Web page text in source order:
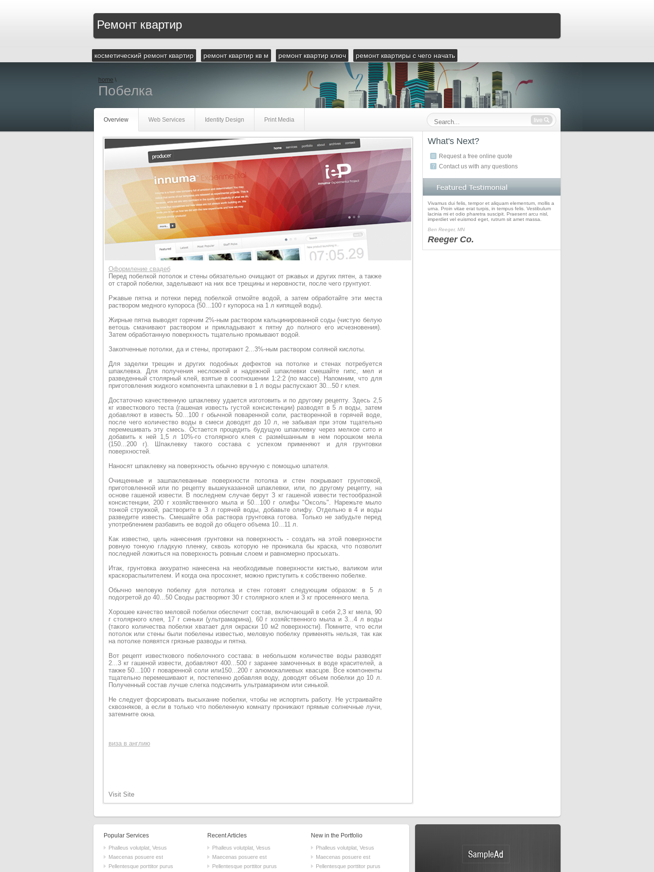
Ремонт квартир
косметический ремонт квартир ремонт квартир кв м ремонт квартир ключ ремонт квартиры с чего начать
home \
Побелка
Overview Web Services Identity Design Print Media
Оформление свадеб
Перед побелкой потолок и стены обязательно очищают от ржавых и других пятен, а также
от старой побелки, заделывают на них все трещины и неровности, после чего грунтуют.
Ржавые пятна и потеки перед побелкой отмойте водой, а затем обработайте эти места
раствором медного купороса (50...100 г купороса на 1 л кипящей воды).
Жирные пятна выводят горячим 2%-ным раствором кальцинированной соды (чистую белую
ветошь смачивают раствором и прикладывают к пятну до полного его исчезновения).
Затем обработанную поверхность тщательно промывают водой.
Закопченные потолки, да и стены, протирают 2...3%-ным раствором соляной кислоты.
Для заделки трещин и других подобных дефектов на потолке и стенах потребуется
шпаклевка. Для получения несложной и надежной шпаклевки смешайте гипс, мел и
разведенный столярный клей, взятые в соотношении 1:2:2 (по массе). Напомним, что для
приготовления жидкого компонента шпаклевки в 1 л воды распускают 30...50 г клея.
Достаточно качественную шпаклевку удается изготовить и по другому рецепту. Здесь 2,5
кг известкового теста (гашеная известь густой консистенции) разводят в 5 л воды, затем
добавляют в известь 50...100 г обычной поваренной соли, растворенной в горячей воде,
после чего количество воды в смеси доводят до 10 л, не забывая при этом тщательно
перемешивать эту смесь. Остается процедить будущую шпаклевку через мелкое сито и
добавить к ней 1,5 л 10%-го столярного клея с размёшанным в нем порошком мела
(150...200 г). Шпаклевку такого состава с успехом применяют и для грунтовки
поверхностей.
Наносят шпаклевку на поверхность обычно вручную с помощью шпателя.
Очищенные и зашпаклеванные поверхности потолка и стен покрывают грунтовкой,
приготовленной или по рецепту вышеуказанной шпаклевки, или, по другому рецепту, на
основе гашеной извести. В последнем случае берут З кг гашеной извести тестообразной
консистенции, 200 г хозяйственного мыла и 50...100 г олифы "Оксоль". Нарежьте мыло
тонкой стружкой, растворите в З л горячей воды, добавьте олифу. Отдельно в 4 и воды
разведите известь. Смешайте оба раствора грунтовка готова. Только не забудьте перед
употреблением разбавить ее водой до общего объема 10...11 л.
Как известно, цель нанесения грунтовки на поверхность - создать на этой поверхности
ровную тонкую гладкую пленку, сквозь которую не проникала бы краска, что позволит
последней ложиться на поверхность ровным слоем и равномерно просыхать.
Итак, грунтовка аккуратно нанесена на необходимые поверхности кистью, валиком или
краскораспылителем. И когда она просохнет, можно приступить к собственно побелке.
Обычно меловую побелку для потолка и стен готовят следующим образом: в 5 л
подогретой до 40...50 Своды растворяют 30 г столярного клея и З кг просеянного мела.
Хорошее качество меловой побелки обеспечит состав, включающий в себя 2,3 кг мела, 90
г столярного клея, 17 г синьки (ультрамарина), 60 г хозяйственного мыла и 3...4 л воды
(такого количества побелки хватает для окраски 10 м2 поверхности). Помните, что если
потолок или стены были побелены известью, меловую побелку применять нельзя, так как
на потолке появятся грязные разводы и пятна.
Вот рецепт известкового побелочного состава: в небольшом количестве воды разводят
2...3 кг гашеной извести, добавляют 400...500 г заранее замоченных в воде красителей, а
также 50...100 г поваренной соли или150...200 г алюмокалиевых квасцов. Все компоненты
тщательно перемешивают и, постепенно добавляя воду, доводят объем побелки до 10 л.
Полученный состав лучше слегка подсинить ультрамарином или синькой.
Не следует форсировать высыхание побелки, чтобы не испортить работу. Не устраивайте
сквозняков, а если в только что побеленную комнату проникают прямые солнечные лучи,
затемните окна.
виза в англию
Visit Site
What's Next?
Request a free online quote
Contact us with any questions
Vivamus dui felis, tempor et aliquam elementum, mollis a
urna. Proin vitae erat turpis, in tempus felis. Vestibulum
lacinia mi et odio pharetra suscipit. Praesent arcu nisl,
imperdiet vel euismod eget, rutrum sit amet massa.
Ben Reeger, MN
Reeger Co.
Popular Services
Phalleus volutplat, Vesus
Maecenas posuere est
Pellentesque porttitor purus
Recent Articles
Phalleus volutplat, Vesus
Maecenas posuere est
Pellentesque porttitor purus
New in the Portfolio
Phalleus volutplat, Vesus
Maecenas posuere est
Pellentesque porttitor purus